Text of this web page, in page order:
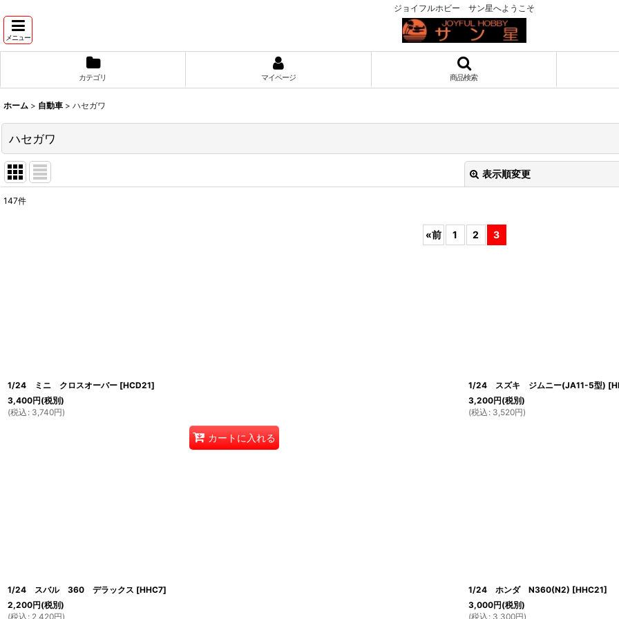
ジョイフルホビー サン星へようこそ
メニュー
カテゴリ マイページ 商品検索
ホーム > 自動車 > ハセガワ
ハセガワ
表示順変更
147件
«前 1 2 3
1/24 ミニ クロスオーバー [HCD21]
3,400円(税別)
(税込 : 3,740円)
カートに入れる
1/24 スズキ ジムニー(JA11-5型) [
3,200円(税別)
(税込 : 3,520円)
1/24 スバル 360 デラックス [HHC7]
2,200円(税別)
(税込 : 2,420円)
1/24 ホンダ N360(N2) [HHC21]
3,000円(税別)
(税込 : 3,300円)